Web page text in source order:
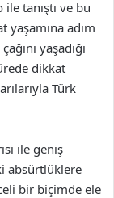
tanıştı ve bu
yaşamına adım
yaşadığı
dikkat
Türk
ile geniş
absürtlüklere
bir biçimde ele